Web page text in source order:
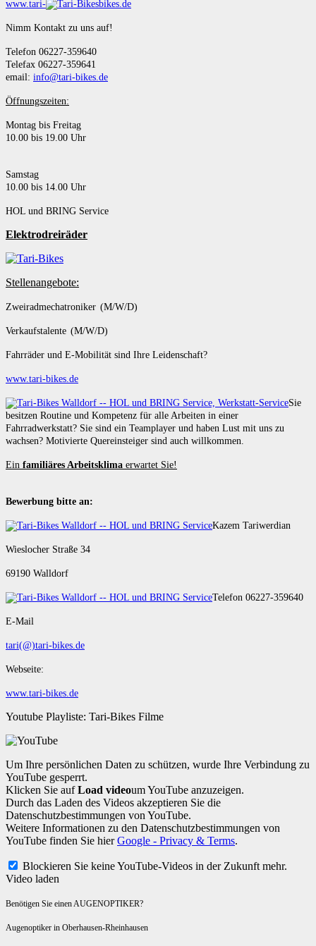
www.tari- bikes.de
Nimm Kontakt zu uns auf!
Telefon 06227-359640
Telefax 06227-359641
email: info@tari-bikes.de
Öffnungszeiten:
Montag bis Freitag
10.00 bis 19.00 Uhr
Samstag
10.00 bis 14.00 Uhr
HOL und BRING Service
Elektrodreiräder
Stellenangebote:
Zweiradmechatroniker (M/W/D)
Verkaufstalente (M/W/D)
Fahrräder und E-Mobilität sind Ihre Leidenschaft?
www.tari-bikes.de
Sie
besitzen Routine und Kompetenz für alle Arbeiten in einer
Fahrradwerkstatt? Sie sind ein Teamplayer und haben Lust mit uns zu
wachsen? Motivierte Quereinsteiger sind auch willkommen.
Ein familiäres Arbeitsklima erwartet Sie!
Bewerbung bitte an:
Kazem Tariwerdian
Wieslocher Straße 34
69190 Walldorf
Telefon 06227-359640
E-Mail
tari(@)tari-bikes.de
Webseite:
www.tari-bikes.de
Youtube Playliste: Tari-Bikes Filme
Um Ihre persönlichen Daten zu schützen, wurde Ihre Verbindung zu
YouTube gesperrt.
Klicken Sie aufLoad videoum YouTube anzuzeigen.
Durch das Laden des Videos akzeptieren Sie die
Datenschutzbestimmungen von YouTube.
Weitere Informationen zu den Datenschutzbestimmungen von
YouTube finden Sie hierGoogle - Privacy & Terms.
Blockieren Sie keine YouTube-Videos in der Zukunft mehr.
Video laden
Benötigen Sie einen AUGENOPTIKER?
Augenoptiker in Oberhausen-Rheinhausen